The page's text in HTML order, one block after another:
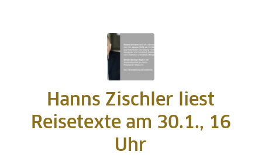
Hanns Zischler liest
Reisetexte am 30.1., 16
Uhr